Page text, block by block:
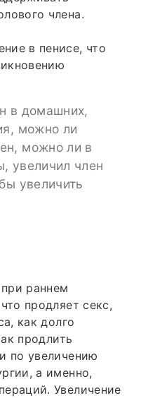
члена.
в пенисе, что
в домашних,
можно ли
можно ли в
увеличил член
увеличить
раннем
продляет секс,
как долго
продлить
по увеличению
а именно,
Увеличение